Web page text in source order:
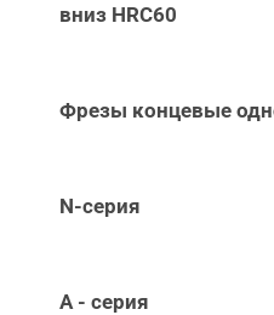
вниз НRC60
Фрезы концевые
N-серия
А - серия